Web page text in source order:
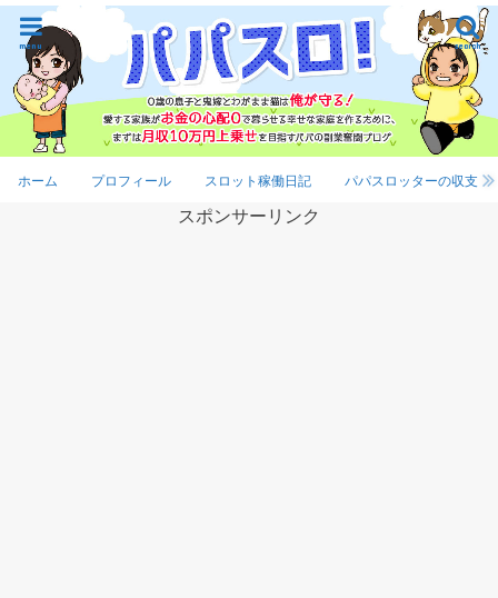
search
menu
ホーム プロフィール スロット稼働日記 パパスロッターの収支
スポンサーリンク